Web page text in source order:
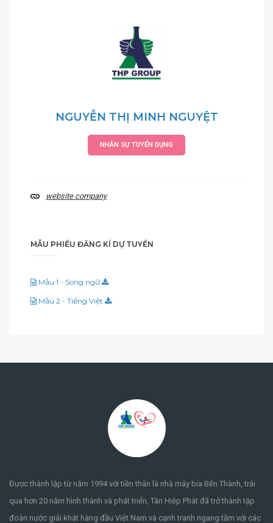
NGUYỄN THỊ MINH NGUYỆT
NHÂN SỰ TUYỂN DỤNG
website company
MẪU PHIẾU ĐĂNG KÍ DỰ TUYỂN
Mẫu 1 - Song ngữ
Mẫu 2 - Tiếng Việt
Được thành lập từ năm 1994 với tiền thân là nhà máy bia Bến Thành, trải
qua hơn 20 năm hình thành và phát triển, Tân Hiệp Phát đã trở thành tập
đoàn nước giải khát hàng đầu Việt Nam và cạnh tranh ngang tầm với các